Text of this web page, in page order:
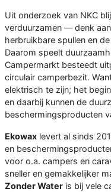
Uit onderzoek van NKC
verduurzamen — denk
herbruikbare spullen en
Daarom speelt
Campermarkt besteedt
circulair camperbezit.
elektrisch te zijn; het
en daarbij kunnen de
beschermingsproducten
Ekowax levert al sinds
en
voor o.a. campers en
sneller en gemakkelijker
Zonder Water is bij vele